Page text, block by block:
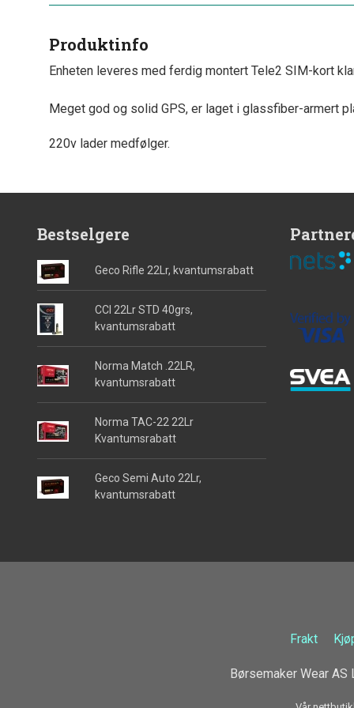
Produktinfo
Enheten leveres med ferdig montert Tele2 SIM-kort
Meget god og solid GPS, er laget i glassfiber-armert
220v lader medfølger.
Bestselgere
Geco Rifle 22Lr, kvantumsrabatt
CCI 22Lr STD 40grs,
kvantumsrabatt
Norma Match .22LR,
kvantumsrabatt
Norma TAC-22 22Lr
Kvantumsrabatt
Geco Semi Auto 22Lr,
kvantumsrabatt
Frakt
Børsemaker Wear